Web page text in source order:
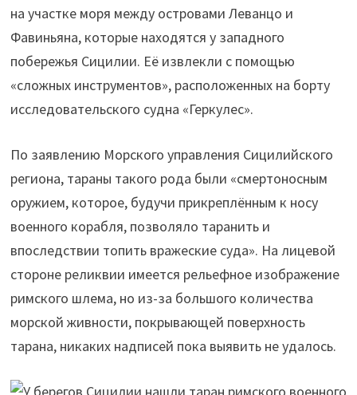
на участке моря между островами Леванцо и
Фавиньяна, которые находятся у западного
побережья Сицилии. Её извлекли с помощью
«сложных инструментов», расположенных на борту
исследовательского судна «Геркулес».
По заявлению Морского управления Сицилийского
региона, тараны такого рода были «смертоносным
оружием, которое, будучи прикреплённым к носу
военного корабля, позволяло таранить и
впоследствии топить вражеские суда». На лицевой
стороне реликвии имеется рельефное изображение
римского шлема, но из-за большого количества
морской живности, покрывающей поверхность
тарана, никаких надписей пока выявить не удалось.